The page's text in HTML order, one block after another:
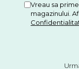
Vreau sa
magazinului.